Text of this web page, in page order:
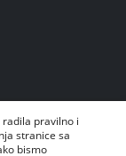
pravilno i
stranice sa
bismo